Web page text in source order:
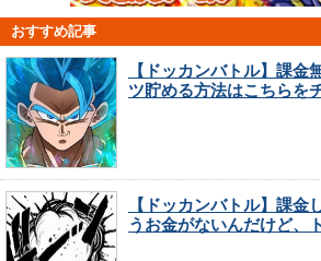
おすすめ記事
【ドッカンバトル】課金
ツ貯める方法はこちらを
【ドッカンバトル】課金
うお金がないんだけど、